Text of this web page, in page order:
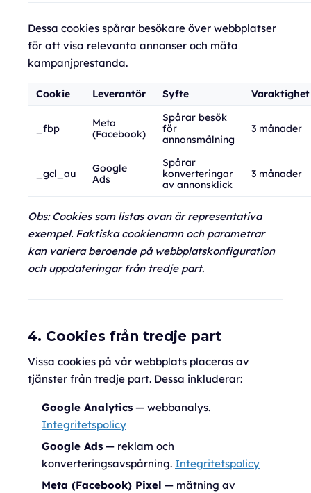
Dessa cookies spårar besökare över webbplatser
för att visa relevanta annonser och mäta
kampanjprestanda.
Cookie Leverantör Syfte Varaktighet
_fbp
Meta
(Facebook)
Spårar besök
för
annonsmålning
3 månader
_gcl_au
Google
Ads
Spårar
konverteringar
av annonsklick
3 månader
Obs: Cookies som listas ovan är representativa
exempel. Faktiska cookienamn och parametrar
kan variera beroende på webbplatskonfiguration
och uppdateringar från tredje part.
4. Cookies från tredje part
Vissa cookies på vår webbplats placeras av
tjänster från tredje part. Dessa inkluderar:
Google Analytics — webbanalys.
Integritetspolicy
Google Ads — reklam och
konverteringsavspårning. Integritetspolicy
Meta (Facebook) Pixel — mätning av